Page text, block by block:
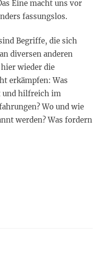
Eine macht uns vor
fassungslos.
Begriffe, die sich
diversen anderen
wieder die
erkämpfen: Was
und hilfreich im
Wo und wie
werden? Was fordern